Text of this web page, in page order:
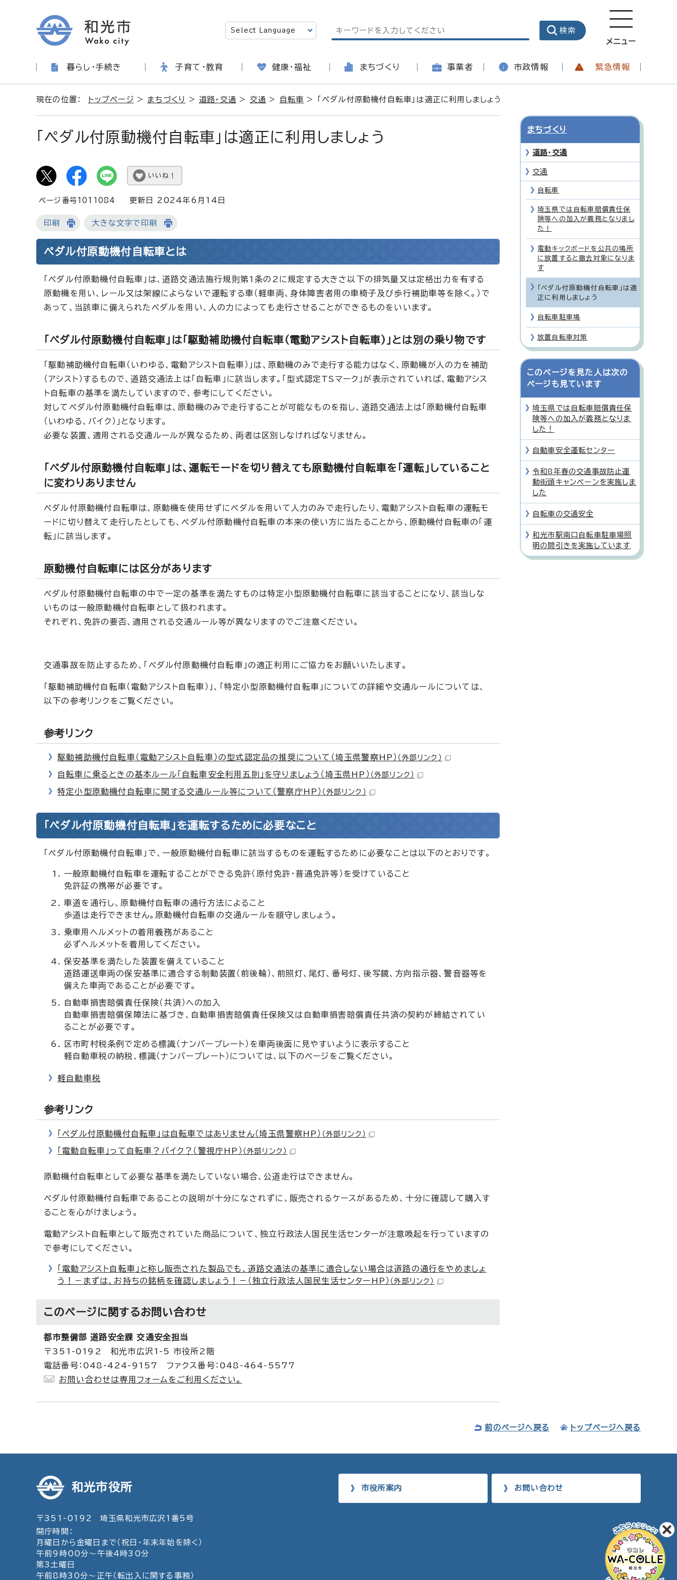
メニュー
暮らし・手続き 子育て・教育 健康・福祉 まちづくり 事業者 市政情報 緊急情報
現在の位置： トップページ > まちづくり >道路・交通 > 交通 > 自転車 > 「ペダル付原動機付自転車」は適正に利用しましょう
「ペダル付原動機付自転車」は適正に利用しましょう
いいね！
ページ番号1011084 更新日 2024年6月14日
印刷 大きな文字で印刷
ペダル付原動機付自転車とは
「ペダル付原動機付自転車」は、道路交通法施行規則第1条の2に規定する大きさ以下の排気量又は定格出力を有する
原動機を用い、レール又は架線によらないで運転する車（軽車両、身体障害者用の車椅子及び歩行補助車等を除く。）で
あって、当該車に備えられたペダルを用い、人の力によっても走行させることができるものをいいます。
「ペダル付原動機付自転車」は「駆動補助機付自転車（電動アシスト自転車）」とは別の乗り物です
「駆動補助機付自転車（いわゆる、電動アシスト自転車）」は、原動機のみで走行する能力はなく、原動機が人の力を補助
（アシスト）するもので、道路交通法上は「自転車」に該当します。「型式認定TSマーク」が表示されていれば、電動アシス
ト自転車の基準を満たしていますので、参考にしてください。
対してペダル付原動機付自転車は、原動機のみで走行することが可能なものを指し、道路交通法上は「原動機付自転車
（いわゆる、バイク）」となります。
必要な装置、適用される交通ルールが異なるため、両者は区別しなければなりません。
「ペダル付原動機付自転車」は、運転モードを切り替えても原動機付自転車を「運転」していること
に変わりありません
ペダル付原動機付自転車は、原動機を使用せずにペダルを用いて人力のみで走行したり、電動アシスト自転車の運転モ
ードに切り替えて走行したとしても、ペダル付原動機付自転車の本来の使い方に当たることから、原動機付自転車の「運
転」に該当します。
原動機付自転車には区分があります
ペダル付原動機付自転車の中で一定の基準を満たすものは特定小型原動機付自転車に該当することになり、該当しな
いものは一般原動機付自転車として扱われます。
それぞれ、免許の要否、適用される交通ルール等が異なりますのでご注意ください。
交通事故を防止するため、「ペダル付原動機付自転車」の適正利用にご協力をお願いいたします。
「駆動補助機付自転車（電動アシスト自転車）」、「特定小型原動機付自転車」についての詳細や交通ルールについては、
以下の参考リンクをご覧ください。
参考リンク
駆動補助機付自転車（電動アシスト自転車）の型式認定品の推奨について（埼玉県警察HP） （外部リンク）
自転車に乗るときの基本ルール「自転車安全利用五則」を守りましょう（埼玉県HP） （外部リンク）
特定小型原動機付自転車に関する交通ルール等について（警察庁HP） （外部リンク）
「ペダル付原動機付自転車」を運転するために必要なこと
「ペダル付原動機付自転車」で、一般原動機付自転車に該当するものを運転するために必要なことは以下のとおりです。
一般原動機付自転車を運転することができる免許（原付免許・普通免許等）を受けていること
免許証の携帯が必要です。
車道を通行し、原動機付自転車の通行方法によること
歩道は走行できません。原動機付自転車の交通ルールを順守しましょう。
乗車用ヘルメットの着用義務があること
必ずヘルメットを着用してください。
保安基準を満たした装置を備えていること
道路運送車両の保安基準に適合する制動装置（前後輪）、前照灯、尾灯、番号灯、後写鏡、方向指示器、警音器等を
備えた車両であることが必要です。
自動車損害賠償責任保険（共済）への加入
自動車損害賠償保障法に基づき、自動車損害賠償責任保険又は自動車損害賠償責任共済の契約が締結されてい
ることが必要です。
区市町村税条例で定める標識（ナンバープレート）を車両後面に見やすいように表示すること
軽自動車税の納税、標識（ナンバープレート）については、以下のページをご覧ください。
軽自動車税
参考リンク
「ペダル付原動機付自転車」は自転車ではありません（埼玉県警察HP） （外部リンク）
「電動自転車」って自転車？バイク？（警視庁HP） （外部リンク）
原動機付自転車として必要な基準を満たしていない場合、公道走行はできません。
ペダル付原動機付自転車であることの説明が十分になされずに、販売されるケースがあるため、十分に確認して購入す
ることを心がけましょう。
電動アシスト自転車として販売されていた商品について、独立行政法人国民生活センターが注意喚起を行っていますの
で参考にしてください。
「電動アシスト自転車」と称し販売された製品でも、道路交通法の基準に適合しない場合は道路の通行をやめましょ
う！－まずは、お持ちの銘柄を確認しましょう！－（独立行政法人国民生活センターHP） （外部リンク）
このページに関するお問い合わせ
都市整備部 道路安全課 交通安全担当
〒351-0192 和光市広沢1-5 市役所2階
電話番号：048-424-9157 ファクス番号：048-464-5577
お問い合わせは専用フォームをご利用ください。
まちづくり
道路・交通
交通
自転車
埼玉県では自転車賠償責任保
険等への加入が義務となりまし
た！
電動キックボードを公共の場所
に放置すると撤去対象になりま
す
「ペダル付原動機付自転車」は適
正に利用しましょう
自転車駐車場
放置自転車対策
このページを見た人は次の
ページも見ています
埼玉県では自転車賠償責任保
険等への加入が義務となりま
した！
自動車安全運転センター
令和8年春の交通事故防止運
動街頭キャンペーンを実施しま
した
自転車の交通安全
和光市駅南口自転車駐車場照
明の間引きを実施しています
前のページへ戻る トップページへ戻る
和光市役所
〒351-0192 埼玉県和光市広沢1番5号
開庁時間：
月曜日から金曜日まで（祝日・年末年始を除く）
午前9時00分～午後4時30分
第3土曜日
午前8時30分～正午（転出入に関する事務）
市役所案内 お問い合わせ